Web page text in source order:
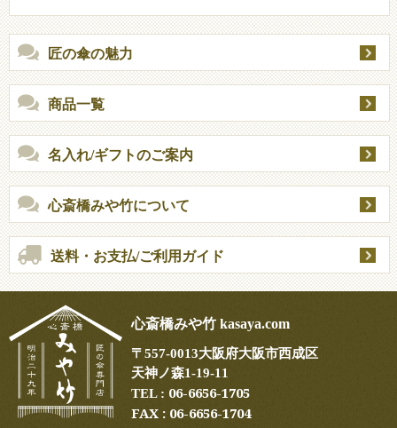
匠の傘の魅力
商品一覧
名入れ/ギフトのご案内
心斎橋みや竹について
送料・お支払/ご利用ガイド
心斎橋みや竹 kasaya.com
〒557-0013大阪府大阪市西成区
天神ノ森1-19-11
TEL : 06-6656-1705
FAX : 06-6656-1704